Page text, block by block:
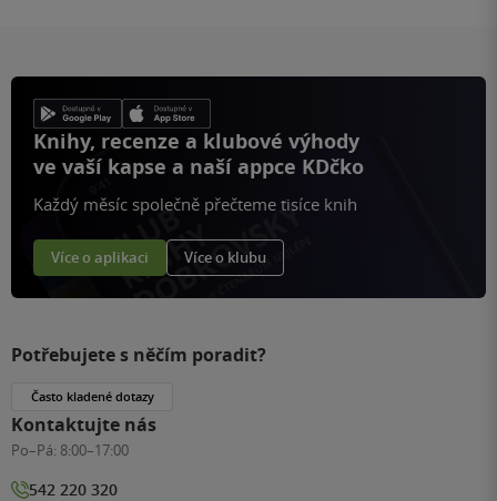
Knihy, recenze a klubové výhody
ve vaší kapse a naší appce KDčko
Každý měsíc společně přečteme tisíce knih
Více o aplikaci Více o klubu
Potřebujete s něčím poradit?
Často kladené dotazy
Kontaktujte nás
Po–Pá: 8:00–17:00
542 220 320